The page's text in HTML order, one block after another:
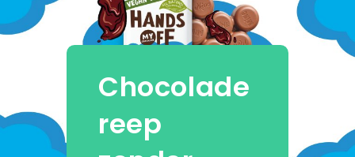
Chocolade
reep